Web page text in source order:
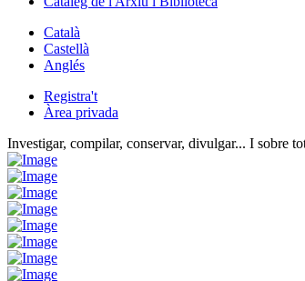
Català
Castellà
Anglés
Registra't
Àrea privada
Investigar, compilar, conservar, divulgar... I sobre